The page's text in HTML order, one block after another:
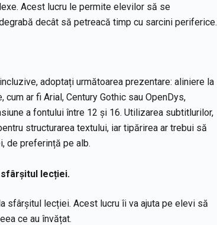
Acest lucru le permite elevilor să se
decât să petreacă timp cu sarcini periferice.
adoptați următoarea prezentare: aliniere la
ar fi Arial, Century Gothic sau OpenDys,
a fontului între 12 și 16. Utilizarea subtitlurilor,
structurarea textului, iar tipărirea ar trebui să
de preferință pe alb.
șitul lecției.
sfârșitul lecției. Acest lucru îi va ajuta pe elevi să
ce au învățat.